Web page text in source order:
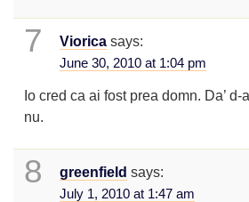
7 Viorica says:
June 30, 2010 at 1:04 pm
Io cred ca ai fost prea domn. Da’
nu.
8 greenfield says:
July 1, 2010 at 1:47 am